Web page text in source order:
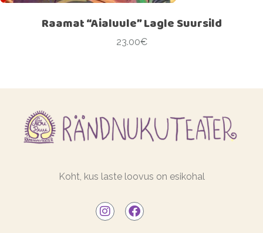
Raamat “Aialuule” Lagle Suursild
23.00€
Koht, kus laste loovus on esikohal